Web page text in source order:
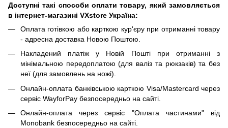
Доступні такі способи оплати товару, який замовляється
в інтернет-магазині VXstore Україна:
Оплата готівкою або карткою кур'єру при отриманні товару
- адресна доставка Новою Поштою.
Накладений платіж у Новій Пошті при отриманні з
мінімальною передоплатою (для валіз та рюкзаків) та без
неї (для замовлень на ножі).
Онлайн-оплата банківською карткою Visa/Mastercard через
сервіс WayforPay безпосередньо на сайті.
Онлайн-оплата через сервіс "Оплата частинами" від
Monobank безпосередньо на сайті.